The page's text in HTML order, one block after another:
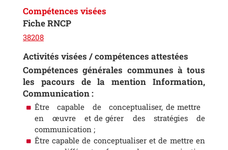
Compétences visées
Fiche RNCP
38208
Activités visées / compétences attestées
Compétences générales communes à tous
les pacours de la mention Information,
Communication :
Être capable de conceptualiser, de mettre
en œuvre et de gérer des stratégies de
communication ;
Être capable de conceptualiser et de mettre en